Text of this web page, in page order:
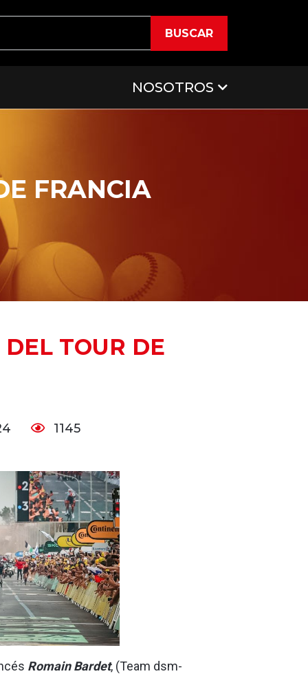
BUSCAR
NOSOTROS
FRANCIA
TOUR DE
1145
Romain Bardet, (Team dsm-